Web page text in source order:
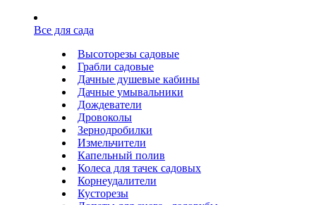
Все для сада
Высоторезы садовые
Грабли садовые
Дачные душевые кабины
Дачные умывальники
Дождеватели
Дровоколы
Зернодробилки
Измельчители
Капельный полив
Колеса для тачек садовых
Корнеудалители
Кусторезы